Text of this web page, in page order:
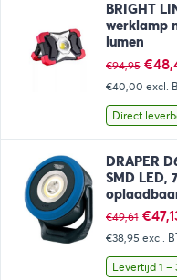
BRIGHT
werklamp
lumen
€94,95
prijs
was:
€
€40,00 excl.
Direct
DRAPER
SMD LED,
€49,61
prijs
was:
€
€38,95 excl.
Levertijd 1 –